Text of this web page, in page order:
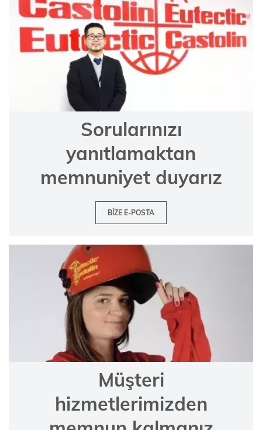
Sorularınızı
yanıtlamaktan
memnuniyet duyarız
BIZE E-POSTA
Müşteri
hizmetlerimizden